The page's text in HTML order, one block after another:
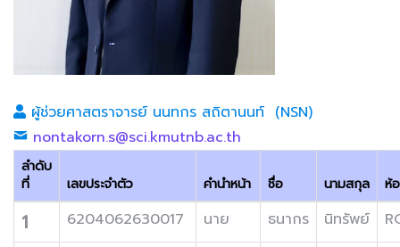
ผู้ช่วยศาสตราจารย์ นนทกร สถิตานนท์ (NSN)
nontakorn.s@sci.kmutnb.ac.th
ลำดับ
ที่
เลขประจำตัว คำนำหน้า ชื่อ นามสกุล ห้
1 6204062630017 นาย ธนากร นิทรัพย์